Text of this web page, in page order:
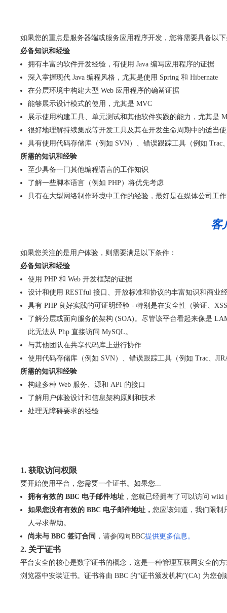
如果您的重点是服务器端或服务应用程序开发，您将需要具备以
必备知识和经验
拥有丰富的软件开发经验，有使用 Java 编写应用程序的证据
深入掌握现代 Java 编程风格，尤其是使用 Spring 和 Hibernate
在分层环境中构建大型 Web 应用程序的确凿证据
能够展示设计模式的使用，尤其是 MVC
展示使用构建工具、单元测试和其他软件实践的能力，尤其是
很好地理解持续集成等开发工具及其在开发生命周期中的适当
具有使用代码存储库（例如 SVN）、错误跟踪工具（例如 Trac
所需的知识和经验
至少具备一门其他编程语言的工作知识
了解一些脚本语言（例如 PHP）将优先考虑
具有在大型网络制作环境中工作的经验，最好是在媒体公司工作
客
如果您关注的是用户体验，则需要满足以下条件：
必备知识和经验
使用 PHP 和 Web 开发框架的证据
设计和使用 RESTful 接口、开放标准和协议的丰富知识和商业
具有 PHP 良好实践的可证明经验 - 特别是在安全性（验证、
了解分层或面向服务的架构 (SOA)。尽管该平台看起来像是
此无法从 Php 直接访问 MySQL。
与其他团队在共享代码库上进行协作
使用代码存储库（例如 SVN）、错误跟踪工具（例如 Trac、
所需的知识和经验
构建多种 Web 服务、源和 API 的接口
了解用户体验设计和信息架构原则和技术
处理无障碍要求的经验
1. 获取访问权限
要开始使用平台，您需要一个证书。如果您...
拥有有效的 BBC 电子邮件地址 ，您就已经拥有了可以访问
如果您没有有效的 BBC 电子邮件地址， 您应该知道，我们限制
人寻求帮助。
尚未与 BBC 签订合同 ，请参阅向BBC提供更多信息。
2. 关于证书
平台安全的核心是数字证书的概念，这是一种管理互联网安全的
浏览器中安装证书。证书将由 BBC 的“证书颁发机构”(CA) 为您